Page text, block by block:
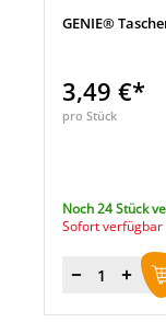
GENIE®
3,49 €*
pro Stück
Noch 24 Stück
Sofort verfügbar
Menge